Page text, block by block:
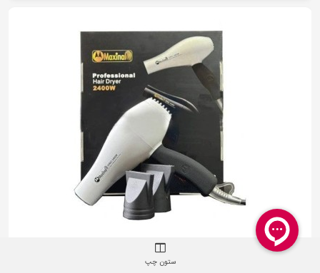
8830 کد: 2256ستون چپ